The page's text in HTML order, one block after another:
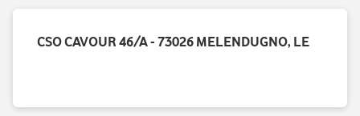
CSO CAVOUR 46/A - 73026 MELENDUGNO, LE